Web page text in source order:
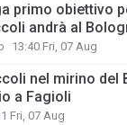
primo obiettivo
andrà al
13:40 Fri, 07 Aug
nel mirino del
a Fagioli
Fri, 07 Aug